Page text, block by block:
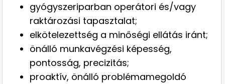
gyógyszeriparban operátori és/vagy
raktározási tapasztalat;
elkötelezettség a minőségi ellátás iránt;
önálló munkavégzési képesség,
pontosság, precizitás;
proaktív, önálló problémamegoldó